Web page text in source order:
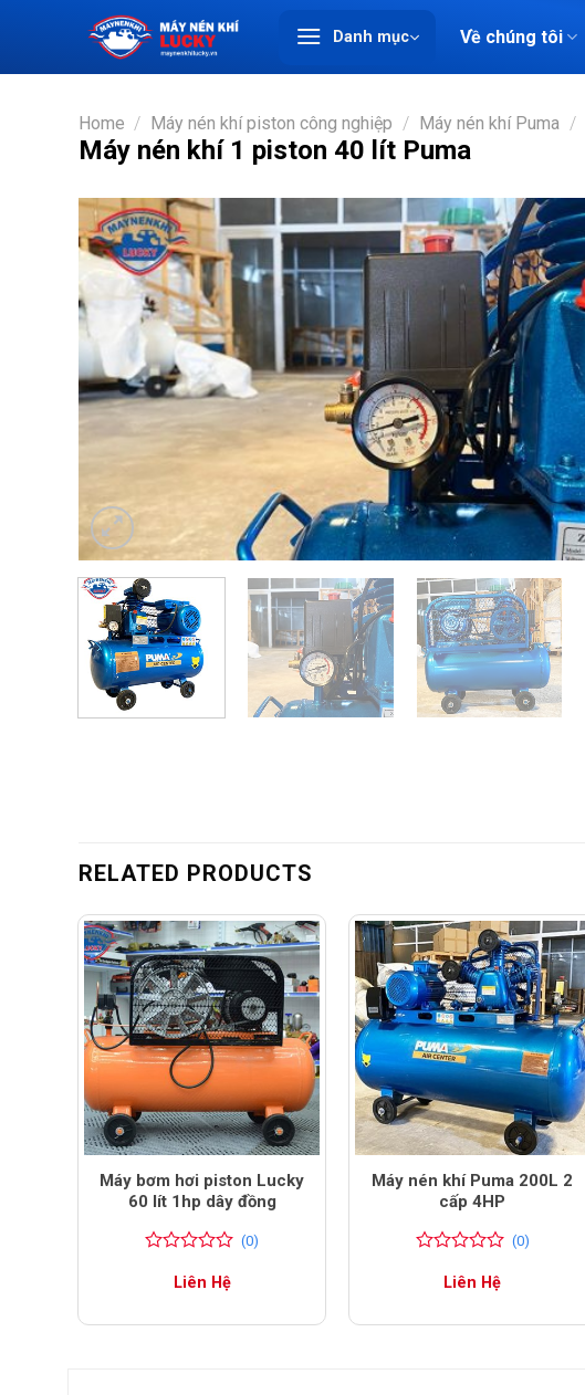
Danh mục Về chúng tôi
Home / Máy nén khí piston công nghiệp / Máy nén khí Puma /
Máy nén khí 1 piston 40 lít Puma
RELATED PRODUCTS
Máy bơm hơi piston Lucky
60 lít 1hp dây đồng
(0)
Liên Hệ
Máy nén khí Puma 200L 2
cấp 4HP
(0)
Liên Hệ